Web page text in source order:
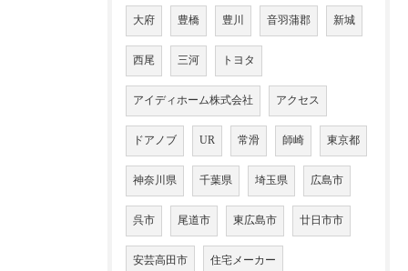
大府 豊橋 豊川 音羽蒲郡 新城
西尾 三河 トヨタ
アイディホーム株式会社 アクセス
ドアノブ UR 常滑 師崎 東京都
神奈川県 千葉県 埼玉県 広島市
呉市 尾道市 東広島市 廿日市市
安芸高田市 住宅メーカー